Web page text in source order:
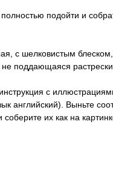
подойти и
с шелковистым
не поддающаяся
с
английский). Выньте
их как на